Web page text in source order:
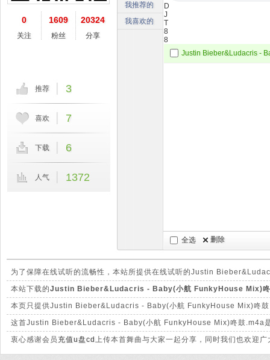
我推荐的
我喜欢的
D
J
T
8
8
全选 删除
0
关注
1609
粉丝
20324
分享
推荐 3
喜欢 7
下载 6
人气 1372
为了保障在线试听的流畅性，本站所提供在线试听的Justin
mp3文件有很大的差别。
本站下载的Justin Bieber&Ludacris - Baby(小航 FunkyHouse Mix)
对保证清脆高清晰。
本页只提供Justin Bieber&Ludacris - Baby(小航 FunkyHouse Mix)咚鼓
这首Justin Bieber&Ludacris - Baby(小航 FunkyHouse Mix)咚鼓.m4a是
衷心感谢会员 充值u盘cd 上传本首舞曲与大家一起分享，同时我们也欢迎